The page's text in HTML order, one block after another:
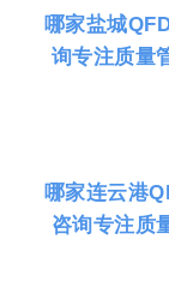
哪家盐城
询专注质量
哪家连云港
咨询专注质